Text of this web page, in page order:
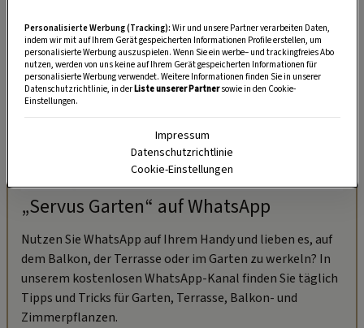
„Servus Garten“ auf WhatsApp
Nutzen Sie WhatsApp auf Ihrem Handy und lieben es, auf
dem Balkon, der Terrasse oder im Garten zu werkeln? In
unserem kostenlosen WhatsApp-Kanal finden Sie täglich
Tipps und Tricks für Garten, Terrasse, Balkon- und
Zimmerpflanzen.
Personalisierte Werbung (Tracking): Wir und unsere Partner verarbeiten Daten,
indem wir mit auf Ihrem Gerät gespeicherten Informationen Profile erstellen, um
personalisierte Werbung auszuspielen. Wenn Sie ein werbe– und trackingfreies Abo
nutzen, werden von uns keine auf Ihrem Gerät gespeicherten Informationen für
personalisierte Werbung verwendet. Weitere Informationen finden Sie in unserer
Datenschutzrichtlinie, in derListe unserer Partnersowie in den Cookie-
Einstellungen.
Impressum
Datenschutzrichtlinie
Cookie-Einstellungen